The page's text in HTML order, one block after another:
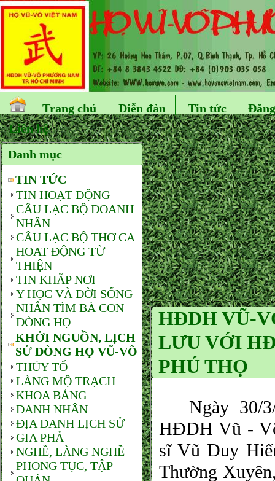
Trang chủ Diễn đàn Tin tức
Liên hệ
Danh mục
TIN TỨC
TIN HOẠT ĐỘNG
CÂU LẠC BỘ DOANH
NHÂN
CÂU LẠC BỘ THƠ CA
HOAT ĐỘNG TỪ
THIỆN
TIN KHẮP NƠI
Y HỌC VÀ ĐỜI SỐNG
NHẮN TÌM BÀ CON
DÒNG HỌ
KHỞI NGUỒN, LỊCH
SỬ DÒNG HỌ VŨ-VÕ
THỦY TỔ
LÀNG MỘ TRẠCH
KHOA BẢNG
DANH NHÂN
ĐỊA DANH LỊCH SỬ
GIA PHẢ
NGHỀ, LÀNG NGHỀ
PHONG TỤC, TẬP
HĐDH VŨ-
LƯU VỚI
PHÚ THỌ
Ngày 30/3/
HĐDH Vũ -
sĩ Vũ Duy
Thường